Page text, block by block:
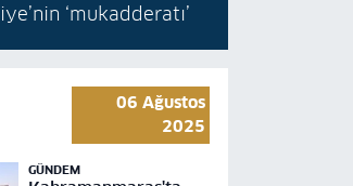
‘mukadderatı’
06 Ağustos
2025
GÜNDEM